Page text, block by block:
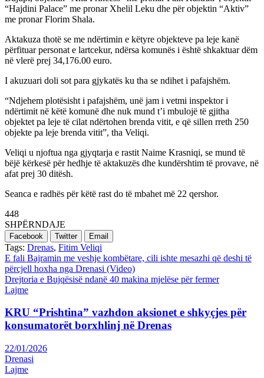
“Hajdini Palace” me pronar Xhelil Leku dhe për objektin “Aktiv”
me pronar Florim Shala.
Aktakuza thotë se me ndërtimin e këtyre objekteve pa leje kanë
përfituar personat e lartcekur, ndërsa komunës i është shkaktuar dëm
në vlerë prej 34,176.00 euro.
I akuzuari doli sot para gjykatës ku tha se ndihet i pafajshëm.
“Ndjehem plotësisht i pafajshëm, unë jam i vetmi inspektor i
ndërtimit në këtë komunë dhe nuk mund t’i mbulojë të gjitha
objektet pa leje të cilat ndërtohen brenda vitit, e që sillen rreth 250
objekte pa leje brenda vitit”, tha Veliqi.
Veliqi u njoftua nga gjyqtarja e rastit Naime Krasniqi, se mund të
bëjë kërkesë për hedhje të aktakuzës dhe kundërshtim të provave, në
afat prej 30 ditësh.
Seanca e radhës për këtë rast do të mbahet më 22 qershor.
448
SHPËRNDAJE
Facebook Twitter Email
Tags: Drenas, Fitim Veliqi
Post
navigation
E fali Bajramin me veshje kombëtare, cili ishte mesazhi që deshi të
përcjell hoxha nga Drenasi (Video)
Drejtoria e Bujqësisë ndanë 40 makina mjelëse për fermer
Lajme
KRU “Prishtina” vazhdon aksionet e shkyçjes për
konsumatorët borxhlinj në Drenas
22/01/2026
Drenasi
Lajme